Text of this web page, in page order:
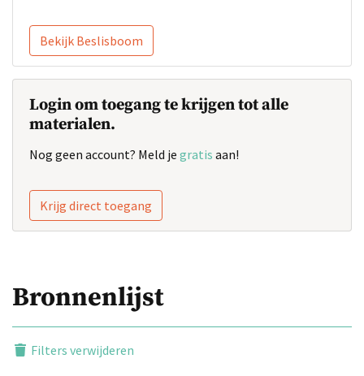
Bekijk Beslisboom
Login om toegang te krijgen tot alle
materialen.
Nog geen account? Meld je gratis aan!
Krijg direct toegang
Bronnenlijst
Filters verwijderen